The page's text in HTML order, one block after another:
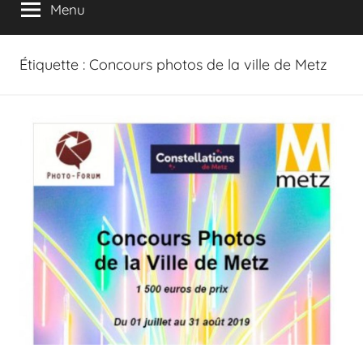
Menu
Étiquette : Concours photos de la ville de Metz